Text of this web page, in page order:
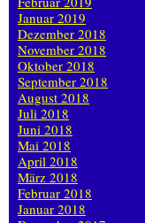
Januar 2019
Dezember 2018
November 2018
Oktober 2018
September 2018
August 2018
Juli 2018
Juni 2018
Mai 2018
April 2018
März 2018
Februar 2018
Januar 2018